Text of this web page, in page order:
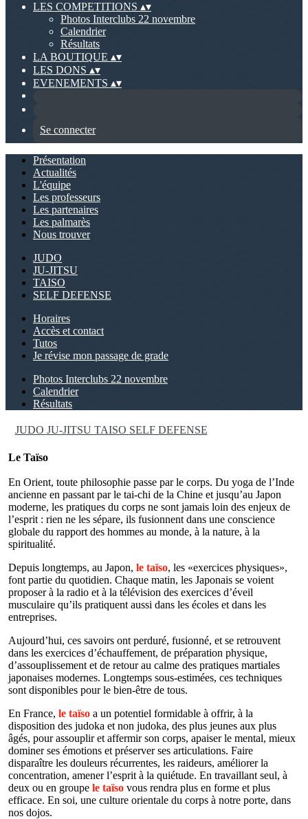
LES COMPETITIONS ▴▾
Photos Interclubs 22 novembre
Calendrier
Résultats
LA BOUTIQUE ▴▾
LES DONS ▴▾
EVENEMENTS ▴▾
Se connecter
Présentation
Actualités
L'équipe
Les professeurs
Les partenaires
Les palmarès
Nous trouver
JUDO
JU-JITSU
TAISO
SELF DEFENSE
Horaires
Accès et contact
Tutos
Je révise mon passage de grade
Photos Interclubs 22 novembre
Calendrier
Résultats
JUDO JU-JITSU TAISO SELF DEFENSE
Le Taïso
En Orient, toute philosophie passe par le corps. Du yoga de l’Inde
ancienne en passant par le tai-chi de la Chine et jusqu’au Japon
moderne, les pratiques du corps ne sont jamais loin des enjeux de
l’esprit : rien ne les sépare, ils fusionnent dans une conscience
globale du rapport des hommes au monde, à la nature, à la
spiritualité.
Depuis longtemps, au Japon, le taïso, les «exercices physiques»,
font partie du quotidien. Chaque matin, les Japonais se voient
proposer à la radio et à la télévision des exercices d’éveil
musculaire qu’ils pratiquent aussi dans les écoles et dans les
entreprises.
Aujourd’hui, ces savoirs ont perduré, fusionné, et se retrouvent
dans les exercices d’échauffement, de préparation physique,
d’assouplissement et de retour au calme des pratiques martiales
japonaises modernes. Longtemps sous-estimées, ces techniques
sont disponibles pour le bien-être de tous.
En France, le taïso a un potentiel formidable à offrir, à la
disposition des judoka et non judoka, des plus jeunes aux plus
âgés, pour assouplir et affermir son corps, apaiser le mental, mieux
dominer ses émotions et préserver ses articulations. Faire
disparaître les douleurs récurrentes, les raideurs, améliorer la
concentration, amener l’esprit à la quiétude. En travaillant seul, à
deux ou en groupe le taïso vous rendra plus en forme et plus
efficace. En soi, une culture orientale du corps à notre porte, dans
nos dojos.